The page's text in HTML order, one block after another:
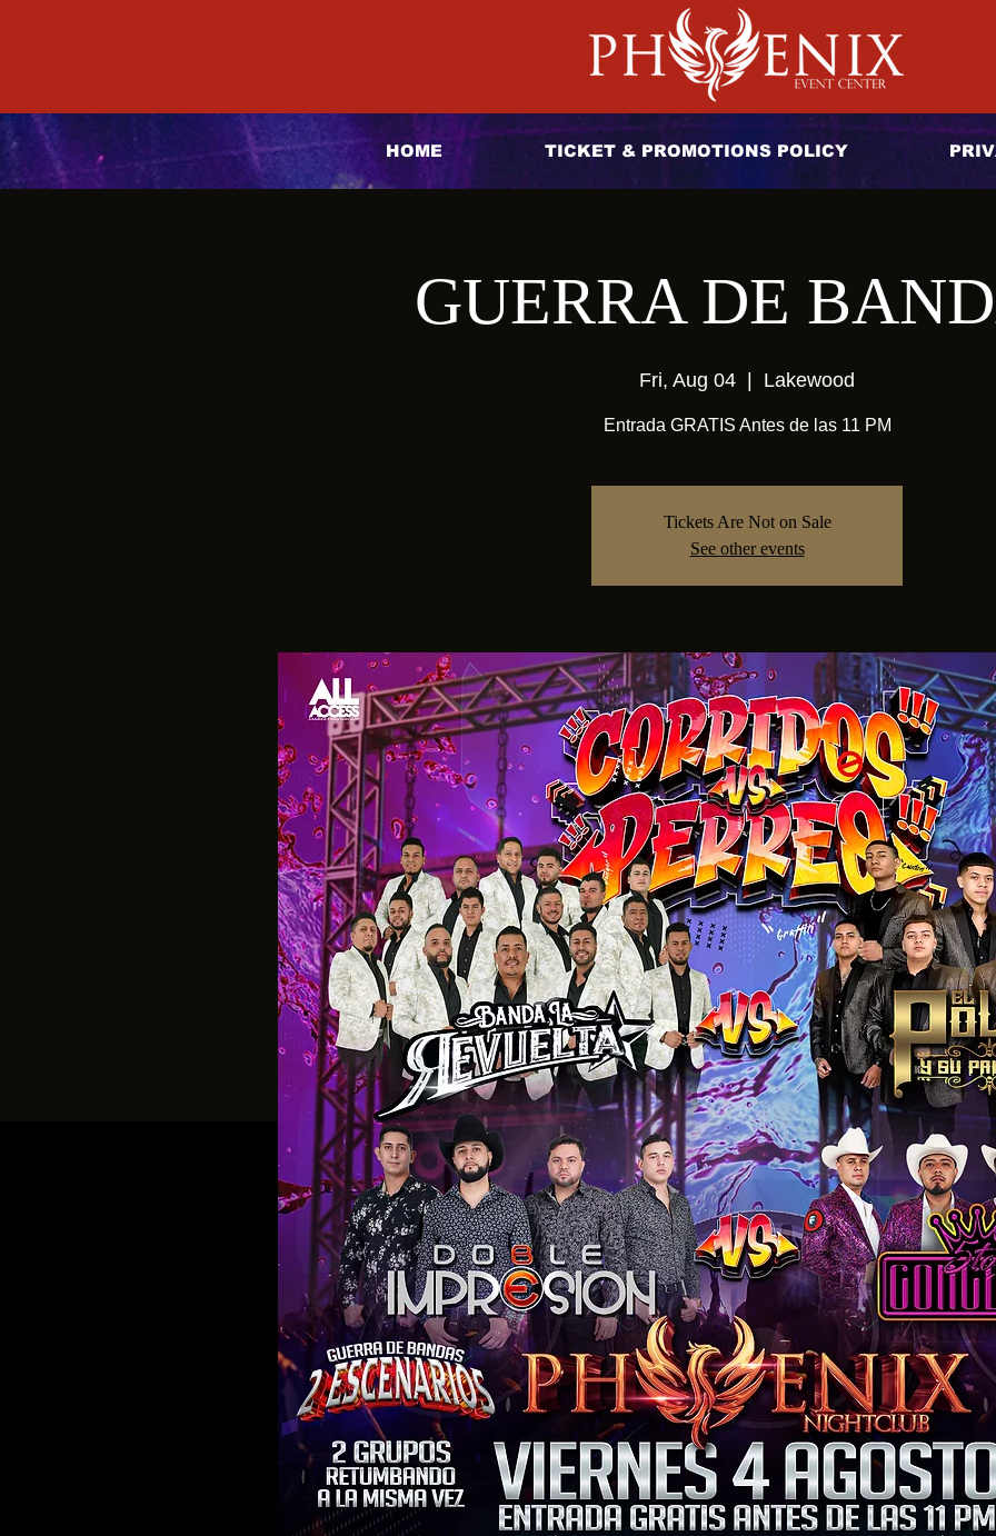
HOME TICKET & PROMOTIONS POLICY
GUERRA DE
Fri, Aug 04 Lakewood
Tickets Are Not on Sale
See other events